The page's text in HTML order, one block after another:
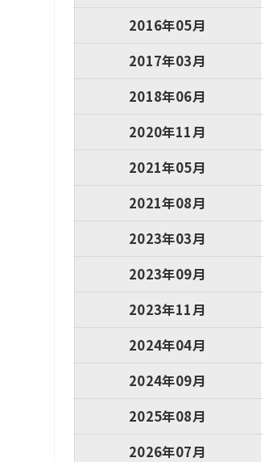
2016年05月
2017年03月
2018年06月
2020年11月
2021年05月
2021年08月
2023年03月
2023年09月
2023年11月
2024年04月
2024年09月
2025年08月
2026年07月